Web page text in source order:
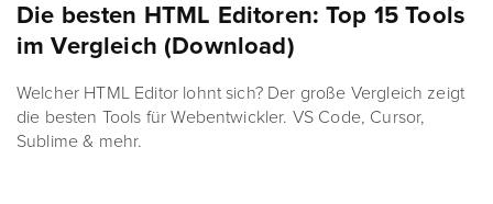
Die besten HTML Editoren: Top 15 Tools
im Vergleich (Download)
Welcher HTML Editor lohnt sich? Der große Vergleich zeigt
die besten Tools für Webentwickler. VS Code, Cursor,
Sublime & mehr.